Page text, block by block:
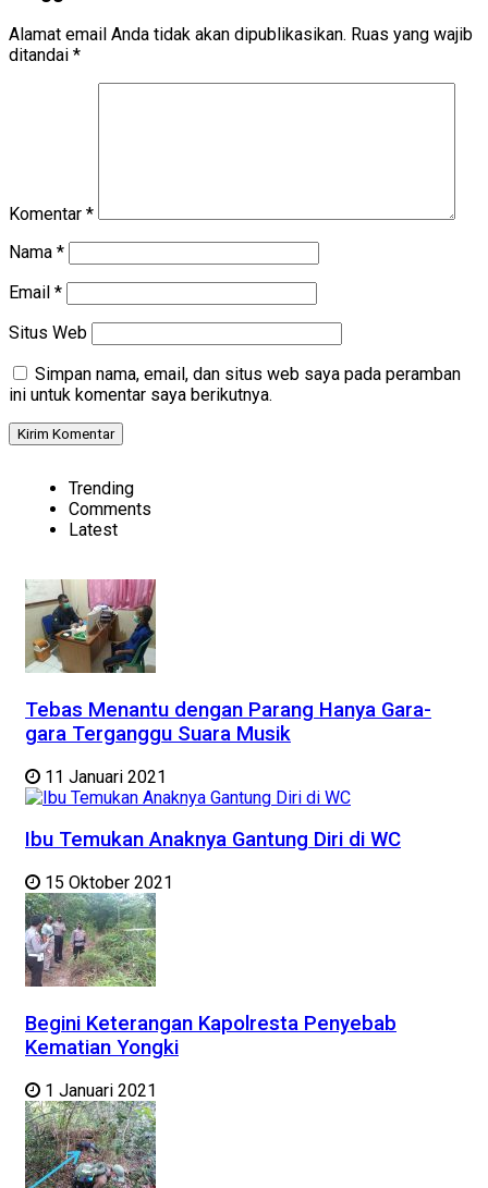
Alamat email Anda tidak akan dipublikasikan. Ruas yang wajib
ditandai *
Komentar *
Nama *
Email *
Situs Web
Simpan nama, email, dan situs web saya pada peramban
ini untuk komentar saya berikutnya.
Trending
Comments
Latest
Tebas Menantu dengan Parang Hanya Gara-
gara Terganggu Suara Musik
11 Januari 2021
Ibu Temukan Anaknya Gantung Diri di WC
15 Oktober 2021
Begini Keterangan Kapolresta Penyebab
Kematian Yongki
1 Januari 2021